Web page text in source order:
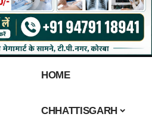
HOME
CHHATTISGARH